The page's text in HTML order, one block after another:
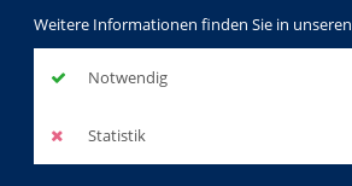
Weitere Informationen finden Sie in unseren
Notwendig
Statistik